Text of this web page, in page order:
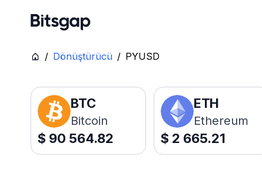
/ Dönüştürücü / PYUSD
BTC
Bitcoin
$ 90 564.82
ETH
Ethereum
$ 2 665.21